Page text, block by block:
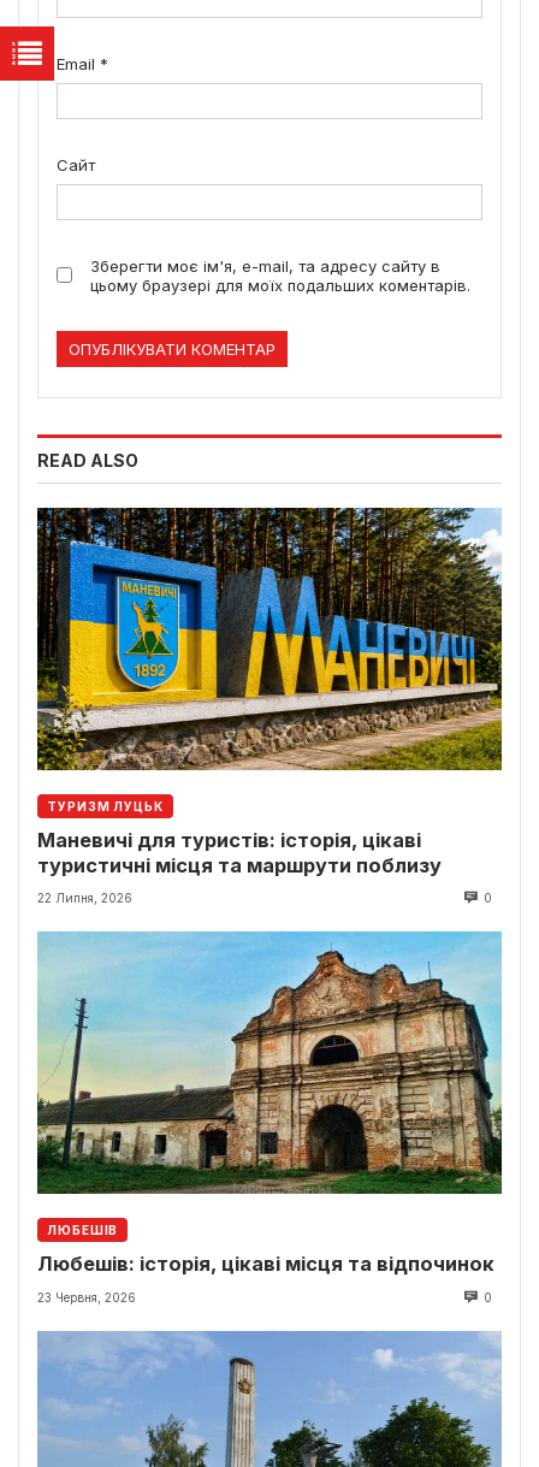
Email *
Сайт
Зберегти моє ім'я, e-mail, та адресу сайту в
цьому браузері для моїх подальших коментарів.
READ ALSO
ТУРИЗМ ЛУЦЬК
Маневичі для туристів: історія, цікаві
туристичні місця та маршрути поблизу
22 Липня, 2026 0
ЛЮБЕШІВ
Любешів: історія, цікаві місця та відпочинок
23 Червня, 2026 0